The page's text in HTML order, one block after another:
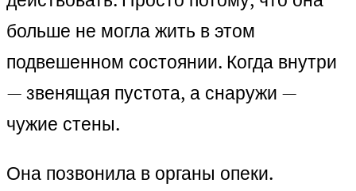
больше не могла жить в этом
подвешенном состоянии. Когда внутри
— звенящая пустота, а снаружи —
чужие стены.
Она позвонила в органы опеки.